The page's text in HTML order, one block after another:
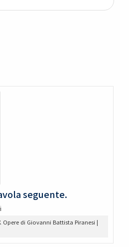
seguente.
Opere di Giovanni Battista Piranesi |